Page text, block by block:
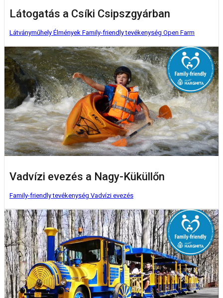
Látogatás a Csíki Csipszgyárban
Látványműhely Élmények Family-friendly tevékenység Open Farm
Vadvízi evezés a Nagy-Küküllőn
Family-friendly tevékenység Vadvízi evezés